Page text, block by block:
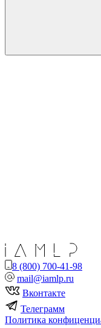
8 (800) 700-41-98
mail@iamlp.ru
Вконтакте
Телеграмм
Политика